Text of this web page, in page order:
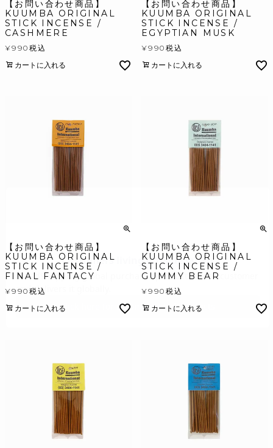
【お問い合わせ商品】
KUUMBA ORIGINAL
STICK INCENSE /
CASHMERE
¥990 税込
カートに入れる
【お問い合わせ商品】
KUUMBA ORIGINAL
STICK INCENSE /
EGYPTIAN MUSK
¥990 税込
カートに入れる
【お問い合わせ商品】
KUUMBA ORIGINAL
STICK INCENSE /
FINAL FANTACY
¥990 税込
カートに入れる
【お問い合わせ商品】
KUUMBA ORIGINAL
STICK INCENSE /
GUMMY BEAR
¥990 税込
カートに入れる